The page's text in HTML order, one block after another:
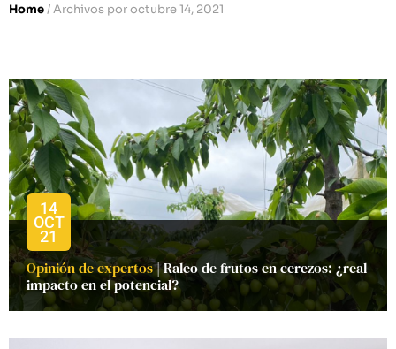
Home/Archivos por octubre 14, 2021
14
OCT
21
Opinión de expertos| Raleo de frutos en cerezos: ¿real
impacto en el potencial?